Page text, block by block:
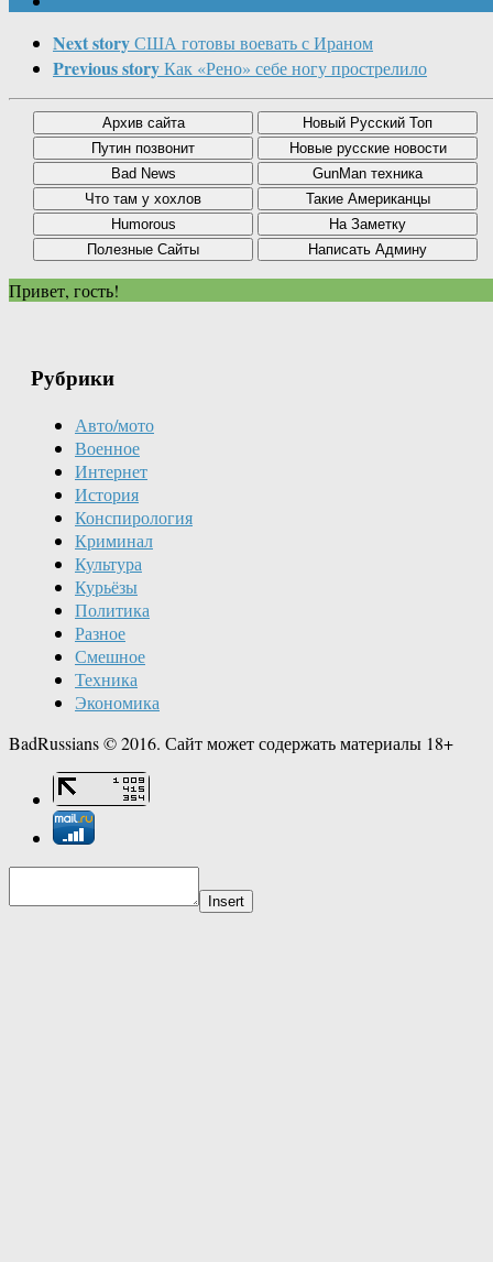
Next storyСША готовы воевать с Ираном
Previous storyКак «Рено» себе ногу прострелило
Привет, гость!
Рубрики
Авто/мото
Военное
Интернет
История
Конспирология
Криминал
Культура
Курьёзы
Политика
Разное
Смешное
Техника
Экономика
BadRussians © 2016. Сайт может содержать материалы 18+
Insert